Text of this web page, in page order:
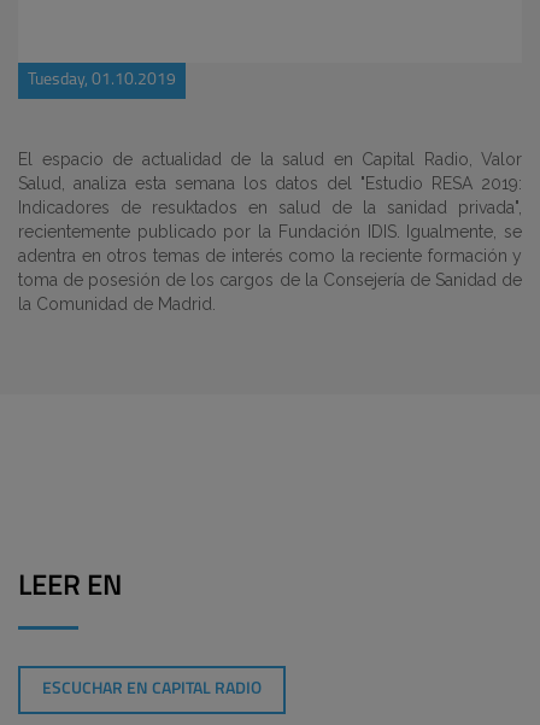
Tuesday, 01.10.2019
El espacio de actualidad de la salud en Capital Radio, Valor
Salud, analiza esta semana los datos del "Estudio RESA 2019:
Indicadores de resuktados en salud de la sanidad privada",
recientemente publicado por la Fundación IDIS. Igualmente, se
adentra en otros temas de interés como la reciente formación y
toma de posesión de los cargos de la Consejería de Sanidad de
la Comunidad de Madrid.
LEER EN
ESCUCHAR EN CAPITAL RADIO